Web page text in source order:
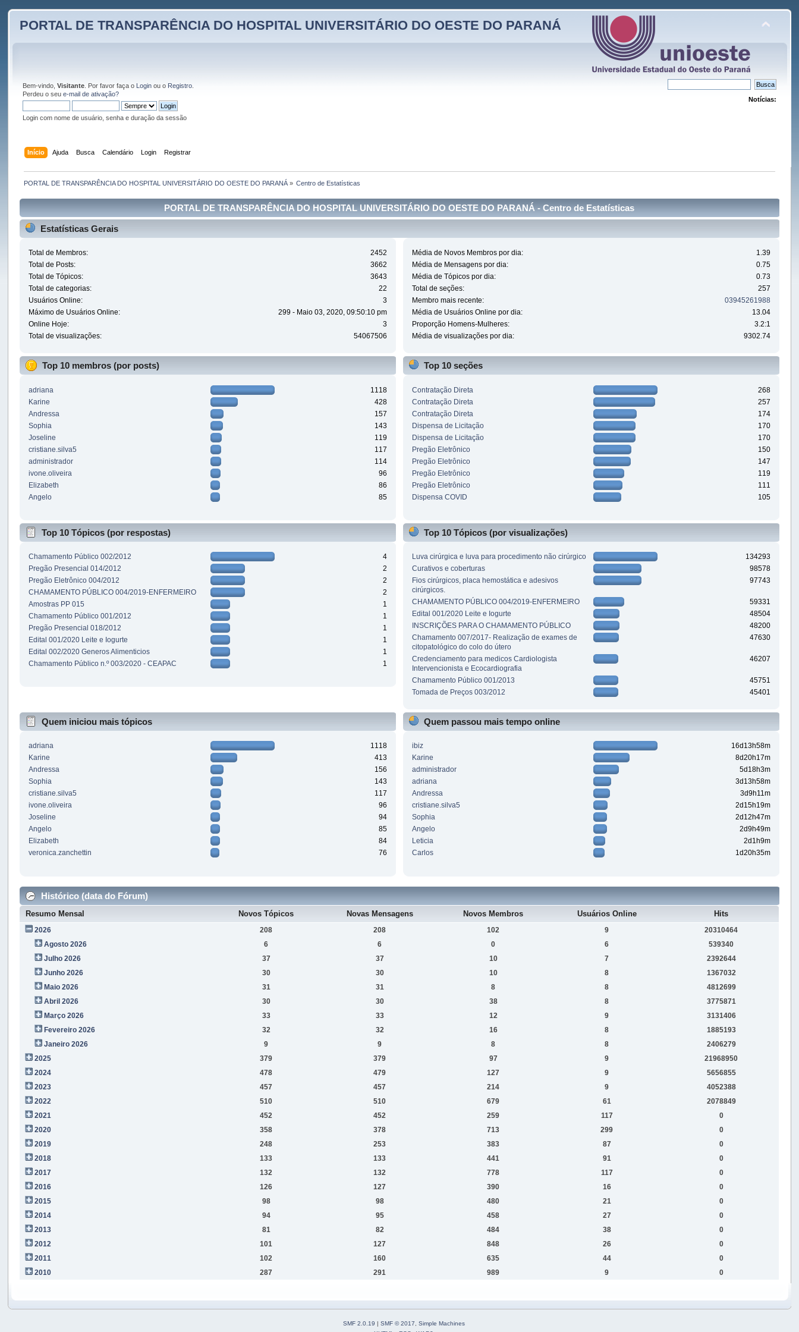
PORTAL DE TRANSPARÊNCIA DO HOSPITAL UNIVERSITÁRIO DO OESTE DO PARANÁ
Bem-vindo,Visitante . Por favor faça o Login ou o Registro
Perdeu o seue-mail de ativação?
Login com nome de usuário, senha e duração da sessão
Notícias:
Início Ajuda Busca Calendário Login Registrar
PORTAL DE TRANSPARÊNCIA DO HOSPITAL UNIVERSITÁRIO DO OESTE DO PARANÁ» Centro de Estatísticas
PORTAL DE TRANSPARÊNCIA DO HOSPITAL UNIVERSITÁRIO DO OESTE DO PARANÁ - Centro de Estatísticas
Estatísticas Gerais
Total de Membros:
2452
Total de Posts:
3662
Total de Tópicos:
3643
Total de categorias:
22
Usuários Online:
3
Máximo de Usuários Online:
299 - Maio 03, 2020, 09:50:10 pm
Online Hoje:
3
Total de visualizações:
54067506
Média de Novos Membros por dia:
1.39
Média de Mensagens por dia:
0.75
Média de Tópicos por dia:
0.73
Total de seções:
257
Membro mais recente:
03945261988
Média de Usuários Online por dia:
13.04
Proporção Homens-Mulheres:
3.2:1
Média de visualizações por dia:
9302.74
Top 10 membros (por posts)
adriana
1118
Karine
428
Andressa
157
Sophia
143
Joseline
119
cristiane.silva5
117
administrador
114
ivone.oliveira
96
Elizabeth
86
Angelo
85
Top 10 seções
Contratação Direta
268
Contratação Direta
257
Contratação Direta
174
Dispensa de Licitação
170
Dispensa de Licitação
170
Pregão Eletrônico
150
Pregão Eletrônico
147
Pregão Eletrônico
119
Pregão Eletrônico
111
Dispensa COVID
105
Top 10 Tópicos (por respostas)
Chamamento Público 002/2012
4
Pregão Presencial 014/2012
2
Pregão Eletrônico 004/2012
2
CHAMAMENTO PÚBLICO 004/2019-ENFERMEIRO
2
Amostras PP 015
1
Chamamento Público 001/2012
1
Pregão Presencial 018/2012
1
Edital 001/2020 Leite e Iogurte
1
Edital 002/2020 Generos Alimenticios
1
Chamamento Público n.º 003/2020 - CEAPAC
1
Top 10 Tópicos (por visualizações)
Luva cirúrgica e luva para procedimento não cirúrgico
134293
Curativos e coberturas
98578
Fios cirúrgicos, placa hemostática e adesivos
cirúrgicos.
97743
CHAMAMENTO PÚBLICO 004/2019-ENFERMEIRO
59331
Edital 001/2020 Leite e Iogurte
48504
INSCRIÇÕES PARA O CHAMAMENTO PÚBLICO
48200
Chamamento 007/2017- Realização de exames de
citopatológico do colo do útero
47630
Credenciamento para medicos Cardiologista
Intervencionista e Ecocardiografia
46207
Chamamento Público 001/2013
45751
Tomada de Preços 003/2012
45401
Quem iniciou mais tópicos
adriana
1118
Karine
413
Andressa
156
Sophia
143
cristiane.silva5
117
ivone.oliveira
96
Joseline
94
Angelo
85
Elizabeth
84
veronica.zanchettin
76
Quem passou mais tempo online
ibiz
16d13h58m
Karine
8d20h17m
administrador
5d18h3m
adriana
3d13h58m
Andressa
3d9h11m
cristiane.silva5
2d15h19m
Sophia
2d12h47m
Angelo
2d9h49m
Leticia
2d1h9m
Carlos
1d20h35m
Histórico (data do Fórum)
Resumo Mensal Novos Tópicos Novas Mensagens Novos Membros Usuários Online Hits
2026 208 208 102 9
20310464
Agosto 2026
6 6 0 6
539340
Julho 2026
37 37 10 7
2392644
Junho 2026
30 30 10 8
1367032
Maio 2026
31 31 8 8
4812699
Abril 2026
30 30 38 8
3775871
Março 2026
33 33 12 9
3131406
Fevereiro 2026
32 32 16 8
1885193
Janeiro 2026
9 9 8 8
2406279
2025
379 379 97 9
21968950
2024
478 479 127 9
5656855
2023
457 457 214 9
4052388
2022
510 510 679 61
2078849
2021
452 452 259 117
0
2020
358 378 713 299
0
2019
248 253 383 87
0
2018
133 133 441 91
0
2017
132 132 778 117
0
2016
126 127 390 16
0
2015
98 98 480 21
0
2014
94 95 458 27
0
2013
81 82 484 38
0
2012
101 127 848 26
0
2011
102 160 635 44
0
2010
287 291 989 9 0
SMF 2.0.19 | SMF © 2017
Simple Machines